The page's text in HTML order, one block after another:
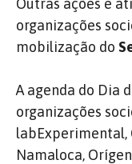
Outras ações e
organizações
mobilização do
A agenda do Dia
organizações
labExperimental,
Namaloca,